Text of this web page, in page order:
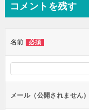
ビ
ー
シ
ン
コメントを残す
名前 必須
メール（公開されません）